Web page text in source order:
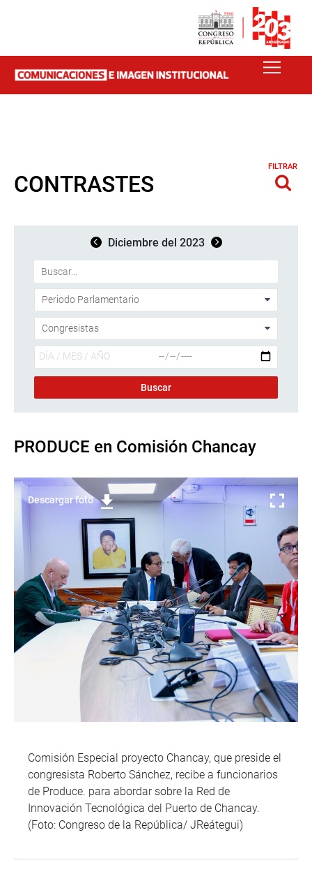
CONTRASTES
FILTRAR
Diciembre del 2023
PRODUCE en Comisión Chancay
Descargar foto
Comisión Especial proyecto Chancay, que preside el
congresista Roberto Sánchez, recibe a funcionarios
de Produce. para abordar sobre la Red de
Innovación Tecnológica del Puerto de Chancay.
(Foto: Congreso de la República/ JReátegui)